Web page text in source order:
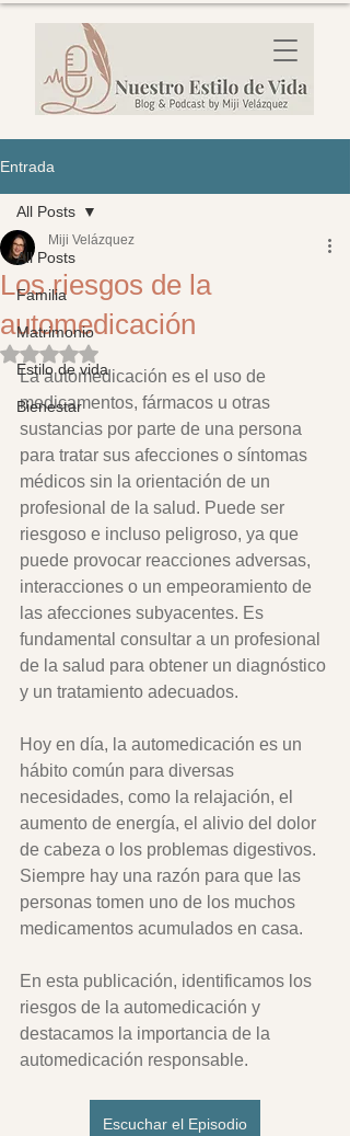
Entrada
All Posts
Familia
Matrimonio
Estilo de vida
Bienestar
All Posts
Los riesgos de la
automedicación
Miji Velázquez
Obtuvo NaN de 5 estrellas.
La automedicación es el uso de
medicamentos, fármacos u otras
sustancias por parte de una persona
para tratar sus afecciones o síntomas
médicos sin la orientación de un
profesional de la salud. Puede ser
riesgoso e incluso peligroso, ya que
puede provocar reacciones adversas,
interacciones o un empeoramiento de
las afecciones subyacentes. Es
fundamental consultar a un profesional
de la salud para obtener un diagnóstico
y un tratamiento adecuados.
Hoy en día, la automedicación es un
hábito común para diversas
necesidades, como la relajación, el
aumento de energía, el alivio del dolor
de cabeza o los problemas digestivos.
Siempre hay una razón para que las
personas tomen uno de los muchos
medicamentos acumulados en casa.
En esta publicación, identificamos los
riesgos de la automedicación y
destacamos la importancia de la
automedicación responsable.
Escuchar el Episodio